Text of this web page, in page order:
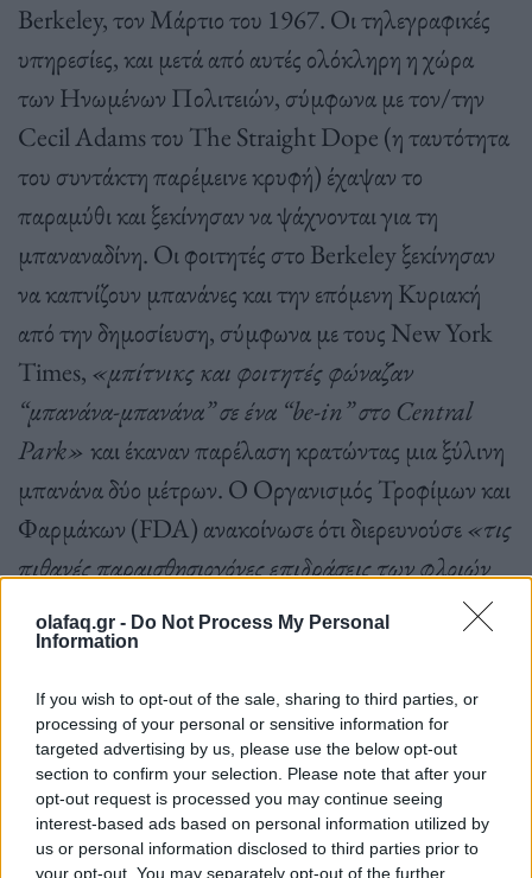
olafaq.gr - Do Not Process My Personal
Information
If you wish to opt-out of the sale, sharing to third parties, or
processing of your personal or sensitive information for
targeted advertising by us, please use the below opt-out
section to confirm your selection. Please note that after your
opt-out request is processed you may continue seeing
interest-based ads based on personal information utilized by
us or personal information disclosed to third parties prior to
your opt-out. You may separately opt-out of the further
Berkeley, τον Μάρτιο του 1967. Οι τηλεγραφικές
υπηρεσίες, και μετά από αυτές ολόκληρη η χώρα
των Ηνωμένων Πολιτειών, σύμφωνα με τον/την
Cecil Adams του The Straight Dope (η ταυτότητα
του συντάκτη παρέμεινε κρυφή) έχαψαν το
παραμύθι και ξεκίνησαν να ψάχνονται για τη
μπαναναδίνη. Οι φοιτητές στο Berkeley ξεκίνησαν
να καπνίζουν μπανάνες και την επόμενη Κυριακή
από την δημοσίευση, σύμφωνα με τους New York
Times, «μπίτνικς και φοιτητές φώναζαν
“μπανάνα-μπανάνα” σε ένα “be-in” στο Central
Park» και έκαναν παρέλαση κρατώντας μια ξύλινη
μπανάνα δύο μέτρων. Ο Οργανισμός Τροφίμων και
Φαρμάκων (FDA) ανακοίνωσε ότι διερευνούσε«τις
πιθανές παραισθησιογόνες επιδράσεις των φλοιών
μπανάνας» . Παράνοια.
Λίγο νωρίτερα από το δημοσίευμα της Berkeley
Barb, τον Οκτώβριο του 1966, ο τραγουδοποιός
Donovanείχε κυκλοφορήσει το κομμάτι “Mellow